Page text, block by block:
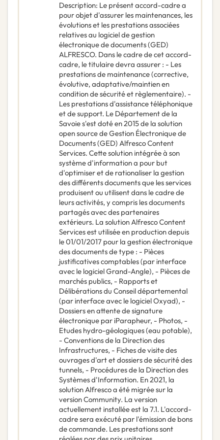
Description: Le présent accord-cadre a
pour objet d'assurer les maintenances, les
évolutions et les prestations associées
relatives au logiciel de gestion
électronique de documents (GED)
ALFRESCO. Dans le cadre de cet accord-
cadre, le titulaire devra assurer : - Les
prestations de maintenance (corrective,
évolutive, adaptative/maintien en
condition de sécurité et règlementaire). -
Les prestations d'assistance téléphonique
et de support. Le Département de la
Savoie s'est doté en 2015 de la solution
open source de Gestion Électronique de
Documents (GED) Alfresco Content
Services. Cette solution intégrée à son
système d'information a pour but
d'optimiser et de rationaliser la gestion
des différents documents que les services
produisent ou utilisent dans le cadre de
leurs activités, y compris les documents
partagés avec des partenaires
extérieurs. La solution Alfresco Content
Services est utilisée en production depuis
le 01/01/2017 pour la gestion électronique
des documents de type : - Pièces
justificatives comptables (par interface
avec le logiciel Grand-Angle), - Pièces de
marchés publics, - Rapports et
Délibérations du Conseil départemental
(par interface avec le logiciel Oxyad), -
Dossiers en attente de signature
électronique par iParapheur, - Photos, -
Etudes hydro-géologiques (eau potable),
- Conventions de la Direction des
Infrastructures, - Fiches de visite des
ouvrages d'art et dossiers de sécurité des
tunnels, - Procédures de la Direction des
Systèmes d'Information. En 2021, la
solution Alfresco a été migrée sur la
version Community. La version
actuellement installée est la 7.1. L'accord-
cadre sera exécuté par l'émission de bons
de commande. Les prestations sont